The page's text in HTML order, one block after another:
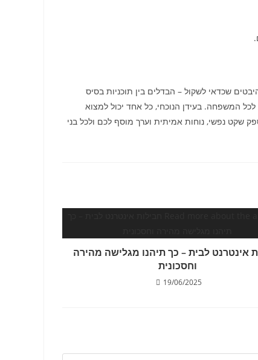
שכדאי לשקול – הבדלים בין תוכניות בסיס
המשפחה. בעידן הנוכחי, כל אחד יכול למצוא
שקט נפשי, נוחות אמיתית וערך מוסף לכם ולכל בני
אינטרנט לבית – כך תיהנו מגלישה מהירה
וחסכונית
19/06/2025